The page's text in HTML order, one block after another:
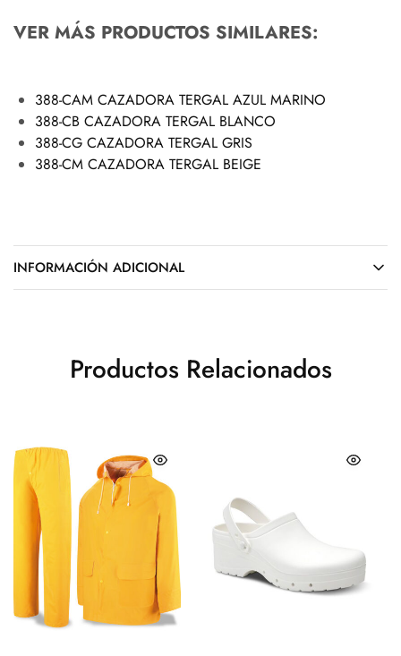
VER MÁS PRODUCTOS SIMILARES:
388-CAM CAZADORA TERGAL AZUL MARINO
388-CB CAZADORA TERGAL BLANCO
388-CG CAZADORA TERGAL GRIS
388-CM CAZADORA TERGAL BEIGE
INFORMACIÓN ADICIONAL
Productos Relacionados